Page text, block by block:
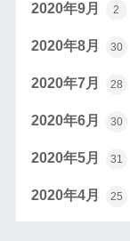
2020年9月 2
2020年8月 30
2020年7月 28
2020年6月 30
2020年5月 31
2020年4月 25